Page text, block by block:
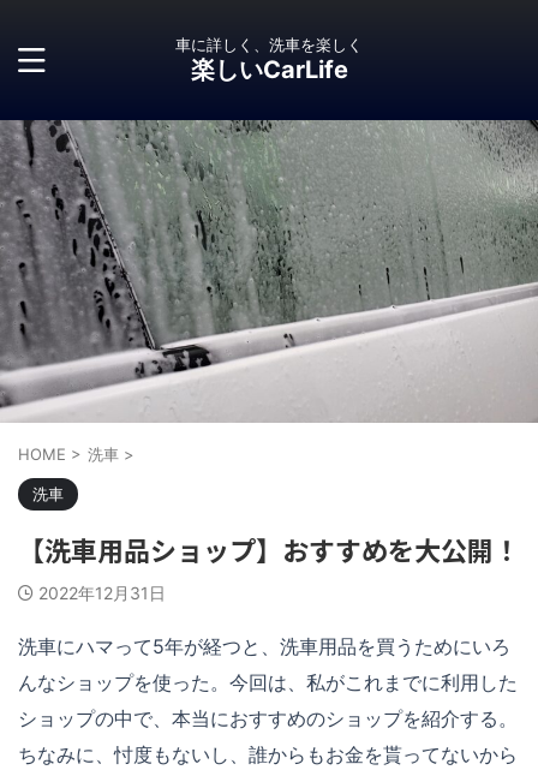
車に詳しく、洗車を楽しく
楽しいCarLife
HOME > 洗車 >
洗車
【洗車用品ショップ】おすすめを大公開！
2022年12月31日
洗車にハマって5年が経つと、洗車用品を買うためにいろ
んなショップを使った。今回は、私がこれまでに利用した
ショップの中で、本当におすすめのショップを紹介する。
ちなみに、忖度もないし、誰からもお金を貰ってないから